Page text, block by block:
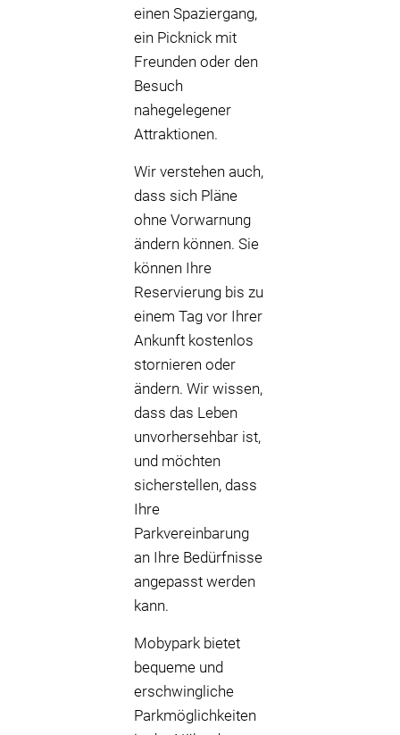
einen Spaziergang,
ein Picknick mit
Freunden oder den
Besuch
nahegelegener
Attraktionen.
Wir verstehen auch,
dass sich Pläne
ohne Vorwarnung
ändern können. Sie
können Ihre
Reservierung bis zu
einem Tag vor Ihrer
Ankunft kostenlos
stornieren oder
ändern. Wir wissen,
dass das Leben
unvorhersehbar ist,
und möchten
sicherstellen, dass
Ihre
Parkvereinbarung
an Ihre Bedürfnisse
angepasst werden
kann.
Mobypark bietet
bequeme und
erschwingliche
Parkmöglichkeiten